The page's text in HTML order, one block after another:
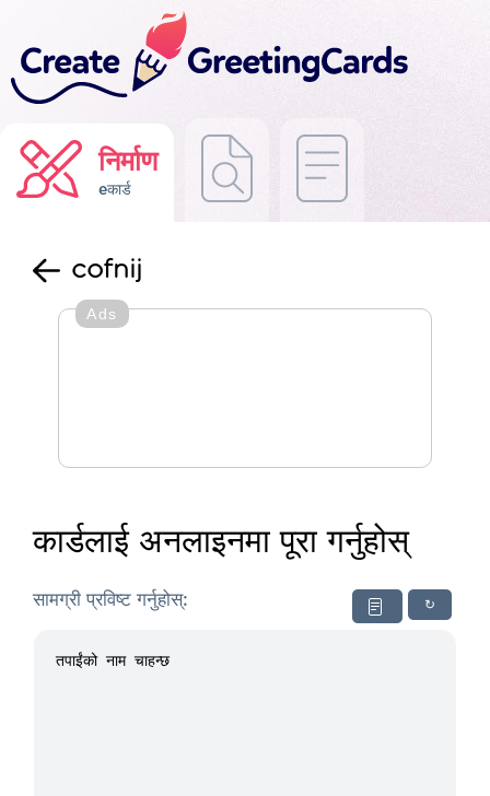
निर्माण
eकार्ड
cofnij
Ads
कार्डलाई अनलाइनमा पूरा गर्नुहोस्
↻
सामग्री प्रविष्ट गर्नुहोस्: